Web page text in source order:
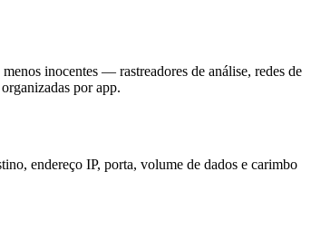
inocentes — rastreadores de análise, redes de
por app.
endereço IP, porta, volume de dados e carimbo